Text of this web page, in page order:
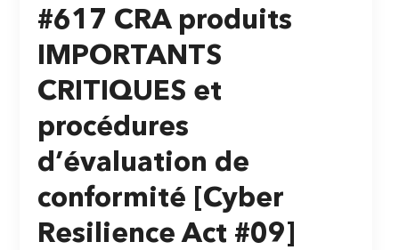
#617 CRA produits
IMPORTANTS
CRITIQUES et
procédures
d’évaluation de
conformité [Cyber
Resilience Act #09]